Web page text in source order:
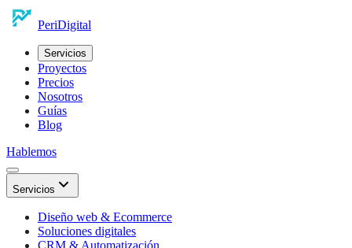
PeriDigital
Servicios
Proyectos
Precios
Nosotros
Guías
Blog
Hablemos
Servicios
Diseño web & Ecommerce
Soluciones digitales
CRM & Automatización